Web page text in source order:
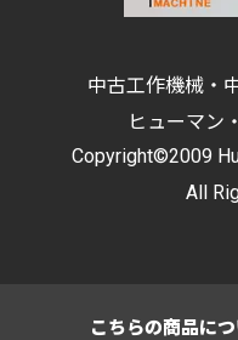
中古工作機械・
ヒューマン
Copyright©2009
All
こちらの商品に